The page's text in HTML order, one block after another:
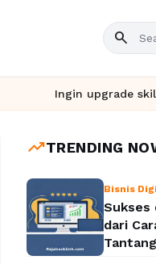
search
Ingin upgrade skill
trending_upTRENDING
Bisnis
Sukses
dari